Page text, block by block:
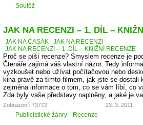
Soutěž
JAK NA RECENZI – 1. DÍL –
JAK NA ČASÁK
JAK NA RECENZI
JAK NA RECENZI – 1. DÍL – KNIŽNÍ RECENZE
Proč se píší recenze? Smyslem recenze je
Čtenáře zajímá váš vlastní názor. Tedy
vyzkoušet nebo užívat počítačovou nebo
kina právě za tímto filmem, jak jste se dostali
zejména informace o tom, co se vám líbí, co
Zda byly vaše představy naplněny, a jaké je
Zobrazení: 73772 23. 3. 2011
Publicistické žánry Recenze